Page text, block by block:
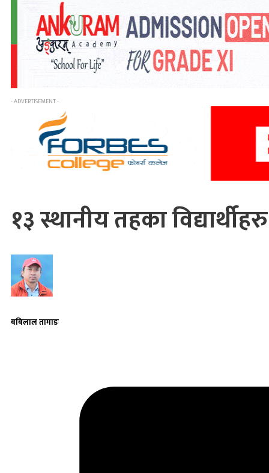
- ADVERTISEMENT -
१३ स्थानीय तहका
बबिलाल तामाङ